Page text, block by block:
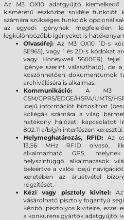
Az M3 OX10 adatgyűjtő kiemelkedő
kisméretű eszközbe sokféle funkciót
számára szükséges funkciók
az egyedi igénynek megfelelően
legkülönbözőbb igényeket is
Olvasófej:Az M3 OX10 1D-s
SE965), vagy 1 és 2D-s kódokat
vagy Honeywell 5600ER) fejjel
igénye szerint választható), de
köszönhetően dokumentumok
archiválására is alkalmas.
Kommunikáció: A M3
GSM/GPRS/EDGE/HSPA/
idejű információt biztosíthat
kollégák számára a világ
hatékony hálózati kapcsolatot
802.11 a/b/g/n interfészen keresztül.
Helymeghatározás, RFID: Az
13,56 MHz RFID olvasó,
alkalmazható GPS,
helyszínfüggő alkalmazások
beleértve a valós idejű
keretében az áruátvétel
rögzítését.
Kézi vagy pisztoly kivitel:
vásárolható pisztoly fogantyú
kéziből pisztolyos kivitelre, ezzel
a konkurens gyártók adatgyűjtői